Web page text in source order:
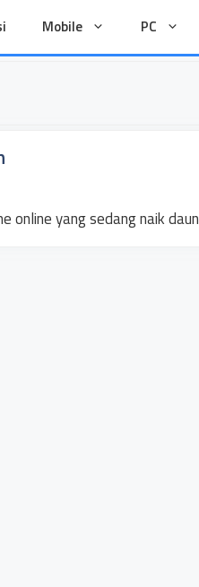
Mobile PC
online yang sedang naik daun